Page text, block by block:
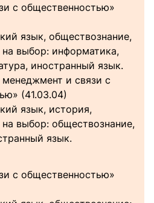
с общественностью»
язык, обществознание,
на выбор: информатика,
иностранный язык.
и связи с
(41.03.04)
язык, история,
на выбор: обществознание,
язык.
с общественностью»